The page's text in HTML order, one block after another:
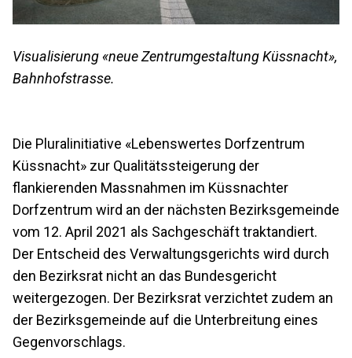
Visualisierung «neue Zentrumgestaltung Küssnacht»,
Bahnhofstrasse.
Die Pluralinitiative «Lebenswertes Dorfzentrum
Küssnacht» zur Qualitätssteigerung der
flankierenden Massnahmen im Küssnachter
Dorfzentrum wird an der nächsten Bezirksgemeinde
vom 12. April 2021 als Sachgeschäft traktandiert.
Der Entscheid des Verwaltungsgerichts wird durch
den Bezirksrat nicht an das Bundesgericht
weitergezogen. Der Bezirksrat verzichtet zudem an
der Bezirksgemeinde auf die Unterbreitung eines
Gegenvorschlags.